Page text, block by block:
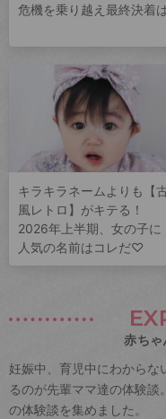
危機を乗り越え最終決着
キラキラネームよりも【
風レトロ】がキテる！
2026年上半期、女の子に
人気の名前はコレだ♡
赤ちゃ
妊娠中、育児中にわからな
るのが先輩ママ達の体験
の体験談を集めました。